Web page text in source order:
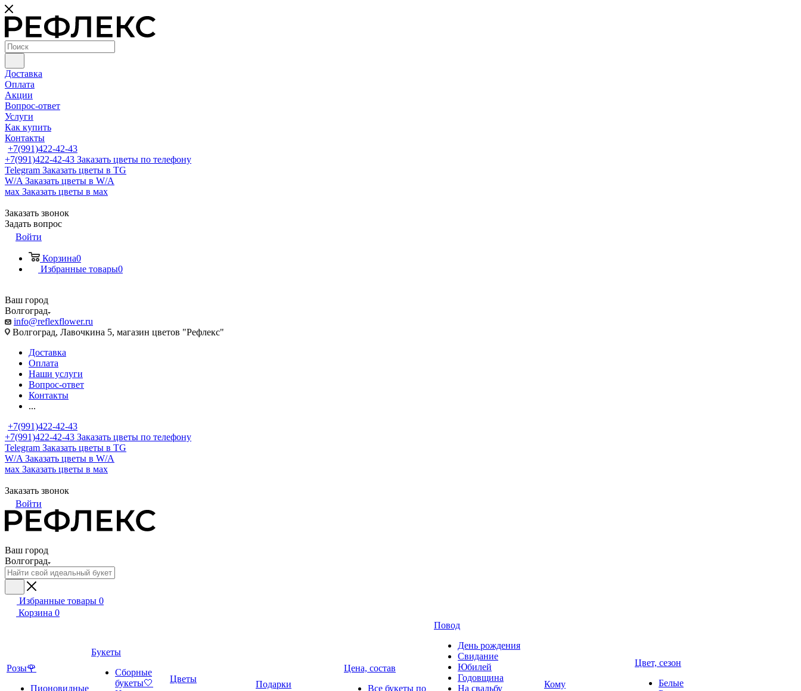
Доставка
Оплата
Акции
Вопрос-ответ
Услуги
Как купить
Контакты
+7(991)422-42-43
+7(991)422-42-43 Заказать цветы по телефону
Telegram Заказать цветы в TG
W/A Заказать цветы в W/A
мах Заказать цветы в мах
Заказать звонок
Задать вопрос
Войти
Корзина0
Избранные товары0
Ваш город
Волгоград
info@reflexflower.ru
Волгоград, Лавочкина 5, магазин цветов "Рефлекс"
Доставка
Оплата
Наши услуги
Вопрос-ответ
Контакты
...
+7(991)422-42-43
+7(991)422-42-43 Заказать цветы по телефону
Telegram Заказать цветы в TG
W/A Заказать цветы в W/A
мах Заказать цветы в мах
Заказать звонок
Войти
Ваш город
Волгоград
Избранные товары 0
Корзина 0
Розы🌹
Пионовидные
Букеты
Сборные
букеты🤍
Цветы
Подарки
Цена, состав
Все букеты по
Повод
День рождения
Свидание
Юбилей
Годовщина
На свадьбу
Кому
Цвет, сезон
Белые